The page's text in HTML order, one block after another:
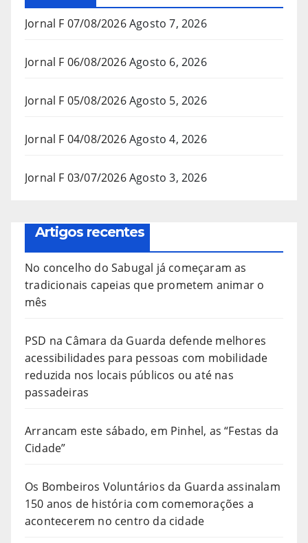
Jornal F 07/08/2026Agosto 7, 2026
Jornal F 06/08/2026Agosto 6, 2026
Jornal F 05/08/2026Agosto 5, 2026
Jornal F 04/08/2026Agosto 4, 2026
Jornal F 03/07/2026Agosto 3, 2026
Artigos recentes
No concelho do Sabugal já começaram as
tradicionais capeias que prometem animar o
mês
PSD na Câmara da Guarda defende melhores
acessibilidades para pessoas com mobilidade
reduzida nos locais públicos ou até nas
passadeiras
Arrancam este sábado, em Pinhel, as “Festas da
Cidade”
Os Bombeiros Voluntários da Guarda assinalam
150 anos de história com comemorações a
acontecerem no centro da cidade